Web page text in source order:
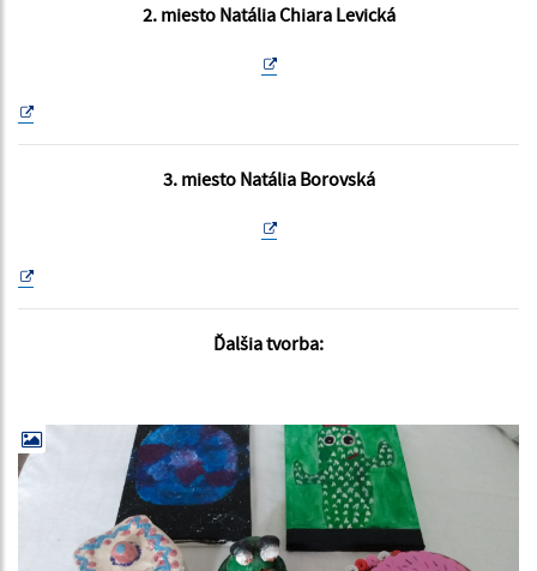
2. miesto Natália Chiara Levická
3. miesto Natália Borovská
Ďalšia tvorba: